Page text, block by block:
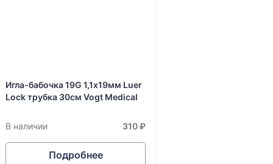
Игла-бабочка 19G 1,1х19мм Luer
Lock трубка 30см Vogt Medical
В наличии 310 ₽
Подробнее